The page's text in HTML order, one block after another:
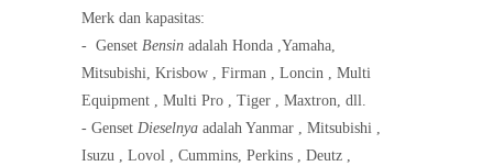
Merk dan kapasitas:
- Genset Bensin adalah Honda ,Yamaha,
Mitsubishi, Krisbow , Firman , Loncin , Multi
Equipment , Multi Pro , Tiger , Maxtron, dll.
- Genset Dieselnya adalah Yanmar , Mitsubishi ,
Isuzu , Lovol , Cummins, Perkins , Deutz ,